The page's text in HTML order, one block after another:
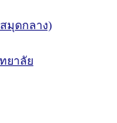
มุดกลาง)
ยาลัย